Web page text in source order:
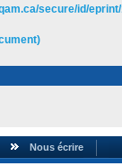
secure/id/
Nous écrire